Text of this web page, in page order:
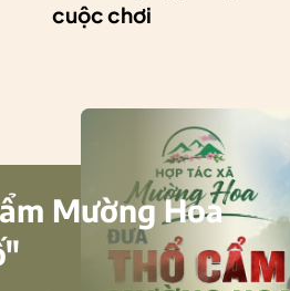
cuộc chơi
Mường Hoa